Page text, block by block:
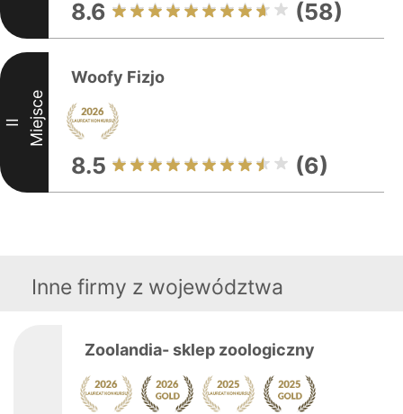
8.6 (58)
II Miejsce
Woofy Fizjo
8.5 (6)
Inne firmy z województwa
Zoolandia- sklep zoologiczny